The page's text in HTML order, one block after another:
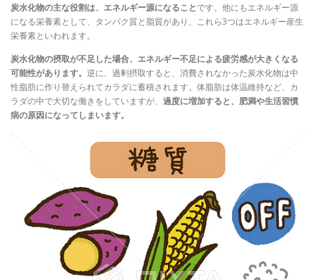
炭水化物の主な役割は、エネルギー源になることです。他にもエネルギー源
になる栄養素として、タンパク質と脂質があり、これら3つはエネルギー産生
栄養素といわれます。
炭水化物の摂取が不足した場合、エネルギー不足による疲労感が大きくなる
可能性があります。 逆に、過剰摂取すると、消費されなかった炭水化物は中
性脂肪に作り替えられてカラダに蓄積されます。体脂肪は体温維持など、カ
ラダの中で大切な働きをしていますが、 過度に増加すると、肥満や生活習慣
病の原因になってしまいます。